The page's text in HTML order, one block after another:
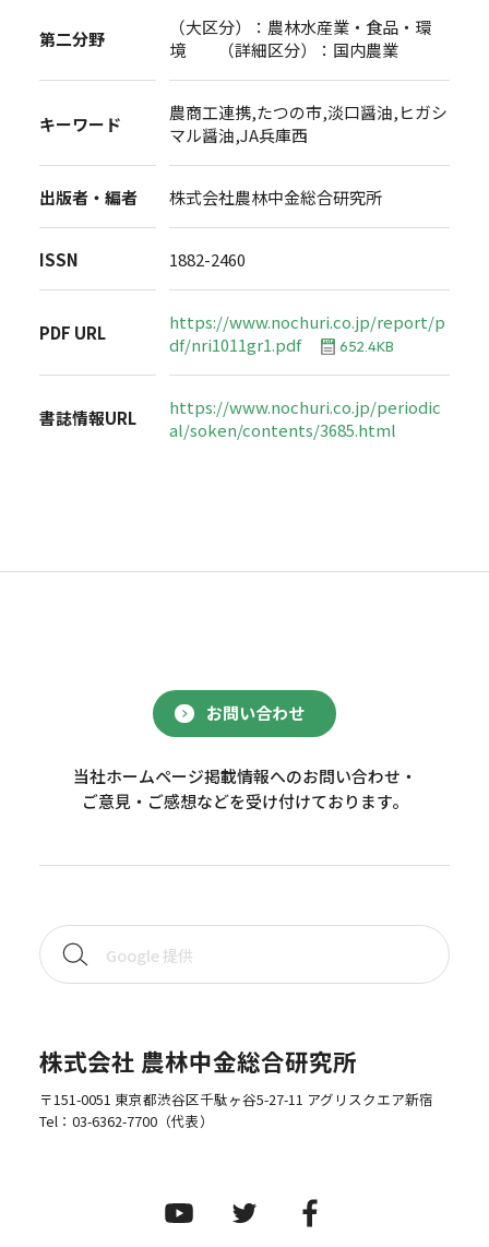
第二分野
（大区分）：農林水産業・食品・環
境 （詳細区分）：国内農業
キーワード
農商工連携,たつの市,淡口醤油,ヒガシ
マル醤油,JA兵庫西
出版者・編者 株式会社農林中金総合研究所
ISSN 1882-2460
PDF URL
https://www.nochuri.co.jp/report/p
df/nri1011gr1.pdf
652.4KB
書誌情報URL
https://www.nochuri.co.jp/periodic
al/soken/contents/3685.html
お問い合わせ
当社ホームページ掲載情報へのお問い合わせ・
ご意見・ご感想などを受け付けております。
株式会社 農林中金総合研究所
〒151-0051 東京都渋谷区千駄ヶ谷5-27-11 アグリスクエア新宿
Tel： 03-6362-7700（代表）